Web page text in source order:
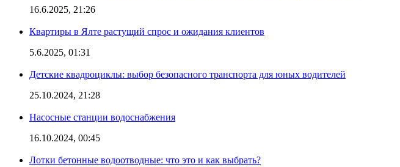
16.6.2025, 21:26
Квартиры в Ялте растущий спрос и ожидания клиентов
5.6.2025, 01:31
Детские квадроциклы: выбор безопасного транспорта для юных водителей
25.10.2024, 21:28
Насосные станции водоснабжения
16.10.2024, 00:45
Лотки бетонные водоотводные: что это и как выбрать?